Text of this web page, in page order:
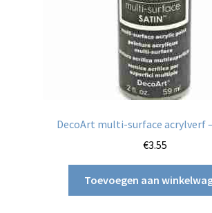
DecoArt multi-surface acrylverf
€3.55
Toevoegen aan